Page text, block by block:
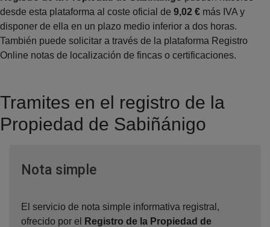
desde esta plataforma al coste oficial de 9,02 € más IVA y
disponer de ella en un plazo medio inferior a dos horas.
También puede solicitar a través de la plataforma Registro
Online notas de localización de fincas o certificaciones.
Tramites en el registro de la
Propiedad de Sabiñánigo
Nota simpleVentana nueva
El servicio de nota simple informativa registral,
ofrecido por el
Registro de la Propiedad de